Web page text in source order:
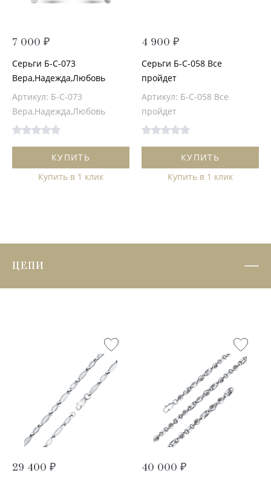
7 000 ₽
Серьги Б-С-073
Вера,Надежда,Любовь
Артикул: Б-С-073
Вера,Надежда,Любовь
КУПИТЬ
Купить в 1 клик
4 900 ₽
Серьги Б-С-058 Все
пройдет
Артикул: Б-С-058 Все
пройдет
КУПИТЬ
Купить в 1 клик
ЦЕПИ
29 400 ₽ 40 000 ₽